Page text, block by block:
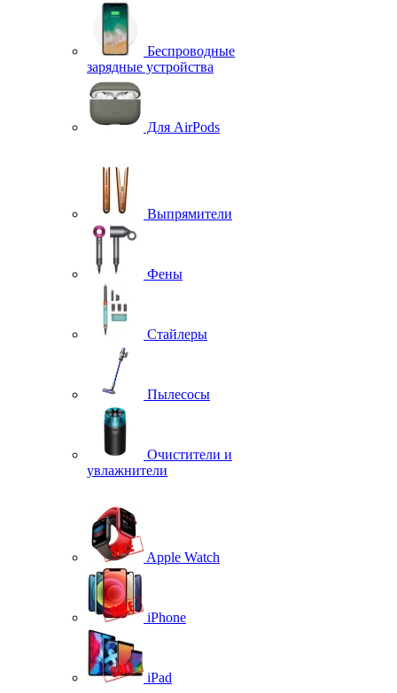
Беспроводные
зарядные устройства
Для AirPods
Выпрямители
Фены
Стайлеры
Пылесосы
Очистители и
увлажнители
Apple Watch
iPhone
iPad